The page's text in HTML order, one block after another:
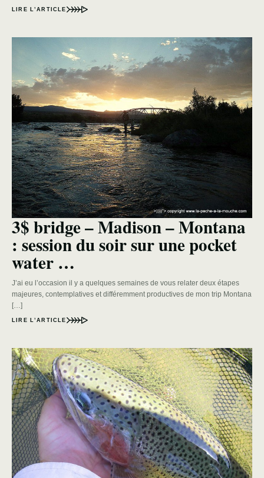
LIRE L’ARTICLE
3$ bridge – Madison – Montana
: session du soir sur une pocket
water …
J’ai eu l’occasion il y a quelques semaines de vous relater deux étapes
majeures, contemplatives et différemment productives de mon trip Montana
[…]
LIRE L’ARTICLE